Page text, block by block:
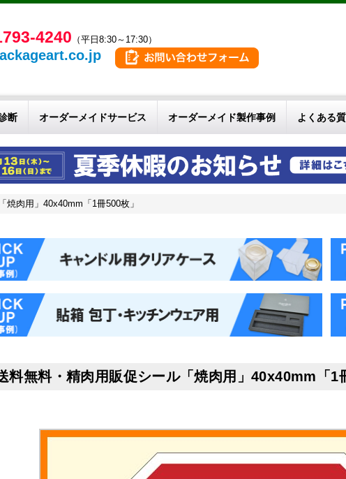
4240 （平日8:30～17:30）
断 オーダーメイドサービス オーダーメイド製作事例 よくある
肉用」40x40mm「1冊500枚」
料無料・精肉用販促シール「焼肉用」40x40mm「1